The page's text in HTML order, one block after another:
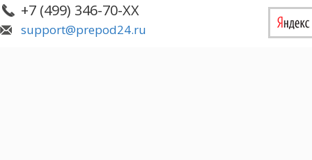
+7 (499) 346-70-XX
support@prepod24.ru